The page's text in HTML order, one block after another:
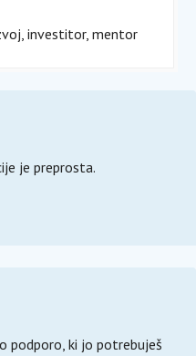
investitor, mentor
je preprosta.
podporo, ki jo potrebuješ